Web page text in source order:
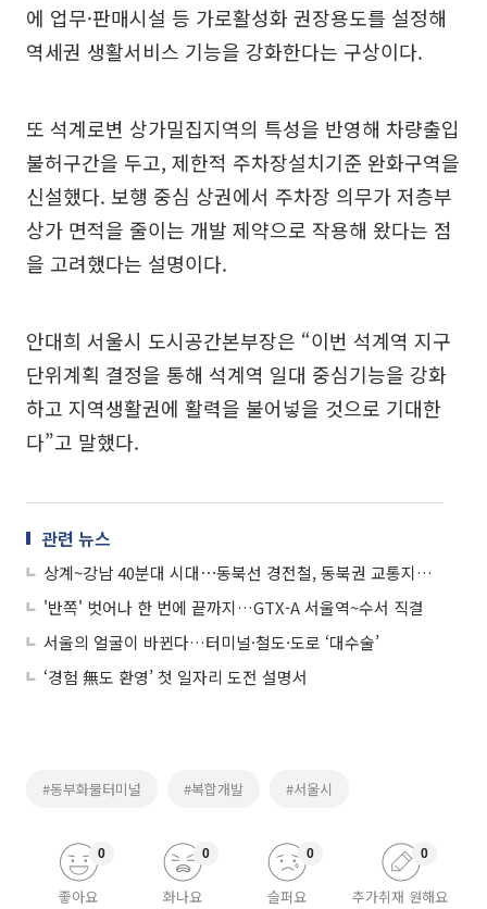
에 업무·판매시설 등 가로활성화 권장용도를 설정해
역세권 생활서비스 기능을 강화한다는 구상이다.
또 석계로변 상가밀집지역의 특성을 반영해 차량출입
불허구간을 두고, 제한적 주차장설치기준 완화구역을
신설했다. 보행 중심 상권에서 주차장 의무가 저층부
상가 면적을 줄이는 개발 제약으로 작용해 왔다는 점
을 고려했다는 설명이다.
안대희 서울시 도시공간본부장은 “이번 석계역 지구
단위계획 결정을 통해 석계역 일대 중심기능을 강화
하고 지역생활권에 활력을 불어넣을 것으로 기대한
다”고 말했다.
관련 뉴스
상계~강남 40분대 시대⋯동북선 경전철, 동북권 교통지도 바꾼다
'반쪽' 벗어나 한 번에 끝까지…GTX-A 서울역~수서 직결
서울의 얼굴이 바뀐다…터미널·철도·도로 ‘대수술’
‘경험 無도 환영’ 첫 일자리 도전 설명서
#동부화물터미널 #복합개발 #서울시
좋아요
0
화나요
0
슬퍼요
0
추가취재 원해요
0